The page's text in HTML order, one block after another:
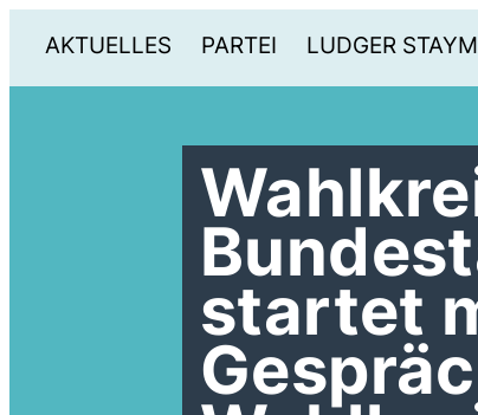
AKTUELLES PARTEI LUDGER
startet